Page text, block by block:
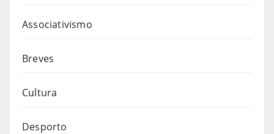
Associativismo
Breves
Cultura
Desporto